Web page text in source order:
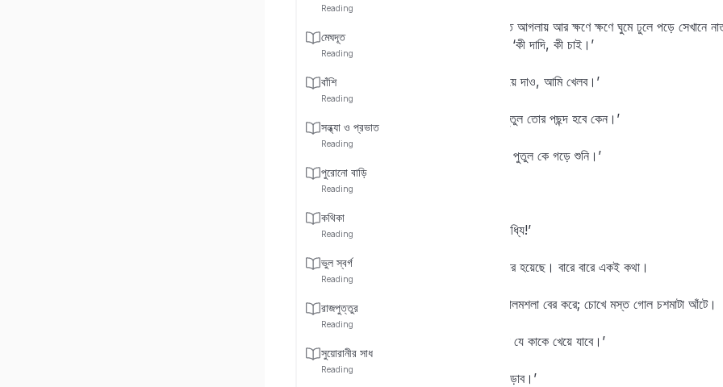
Reading
মেঘদূত
Reading
বাঁশি
Reading
সন্ধ্যা ও প্রভাত
Reading
পুরোনো বাড়ি
Reading
কথিকা
Reading
ভুল স্বর্গ
Reading
রাজপুত্তুর
Reading
সুয়োরানীর সাধ
Reading
যেখানে গাছতলায় ব’সে বুড়ো খেত আগলায় আর ক্ষণে ক্ষণে ঘুমে ঢুলে পড়ে সেখানে
পর্যন্ত খুশি হয়ে ওঠে। সে বলে, ‘কী দাদি, কী চাই।’
নাতনি বলে, ‘আমাকে পুতুল গড়িয়ে দাও, আমি খেলব।’
বুড়ো বলে, ‘আরে ভাই, আমার পুতুল তোর পছন্দ হবে কেন।’
নাতনি বলে, ‘তোমার চেয়ে ভালো পুতুল কে গড়ে শুনি।’
নাতনি বলে, ‘ইস্‌‍! কিষণলালের সাধ্যি!’
দুজনের এই কথা-কাটাকাটি কতবার হয়েছে। বারে বারে একই কথা।
তার পরে বুড়ো তার ঝুলি থেকে মালমশলা বের করে; চোখে মস্ত গোল চশমাটা আঁটে।
নাতনিকে বলে, ‘কিন্তু দাদি, ভুট্টা যে কাকে খেয়ে যাবে।’
নাতনি বলে, ‘দাদা, আমি কাক তাড়াব।’